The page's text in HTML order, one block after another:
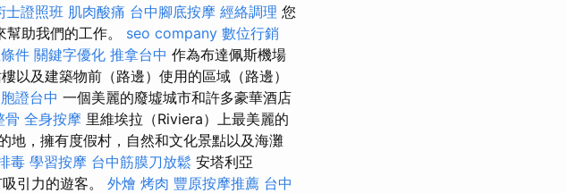
士證照班 肌肉酸痛 台中腳底按摩 經絡調理 您
助我們的工作。 seo company 數位行銷
件 關鍵字優化 推拿台中 作為布達佩斯機場
以及建築物前（路邊）使用的區域（路邊）
證台中 一個美麗的廢墟城市和許多豪華酒店
骨 全身按摩 里維埃拉（Riviera）上最美麗的
地，擁有度假村，自然和文化景點以及海灘
毒 學習按摩 台中筋膜刀放鬆 安塔利亞
引力的遊客。 外燴 烤肉 豐原按摩推薦 台中